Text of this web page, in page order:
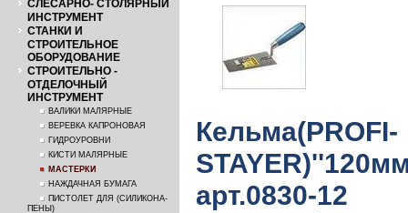
СЛЕСАРНО- СТОЛЯРНЫЙ
ИНСТРУМЕНТ
СТАНКИ И
СТРОИТЕЛЬНОЕ
ОБОРУДОВАНИЕ
СТРОИТЕЛЬНО -
ОТДЕЛОЧНЫЙ
ИНСТРУМЕНТ
ВАЛИКИ МАЛЯРНЫЕ
ВЕРЕВКА КАПРОНОВАЯ
ГИДРОУРОВНИ
КИСТИ МАЛЯРНЫЕ
МАСТЕРКИ
НАЖДАЧНАЯ БУМАГА
ПИСТОЛЕТ ДЛЯ (СИЛИКОНА-
ПЕНЫ)
Кельма(PROFI-
арт.0830-12